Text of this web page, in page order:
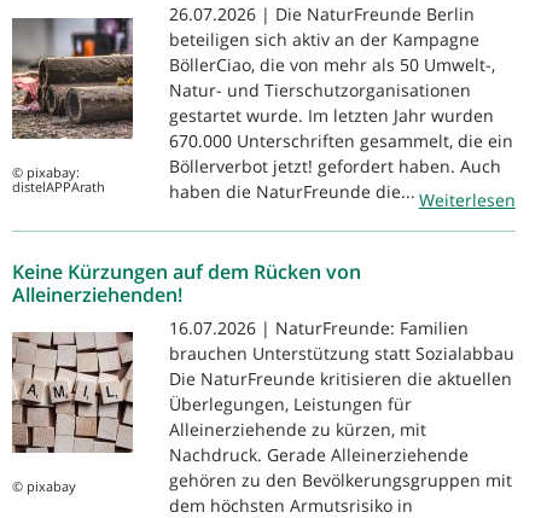
© pixabay:
distelAPPArath
26.07.2026 | Die NaturFreunde Berlin
beteiligen sich aktiv an der Kampagne
BöllerCiao, die von mehr als 50 Umwelt-,
Natur- und Tierschutzorganisationen
gestartet wurde. Im letzten Jahr wurden
670.000 Unterschriften gesammelt, die ein
Böllerverbot jetzt! gefordert haben. Auch
haben die NaturFreunde die... Weiterlesen
Keine Kürzungen auf dem Rücken von
Alleinerziehenden!
© pixabay
16.07.2026 | NaturFreunde: Familien
brauchen Unterstützung statt Sozialabbau
Die NaturFreunde kritisieren die aktuellen
Überlegungen, Leistungen für
Alleinerziehende zu kürzen, mit
Nachdruck. Gerade Alleinerziehende
gehören zu den Bevölkerungsgruppen mit
dem höchsten Armutsrisiko in